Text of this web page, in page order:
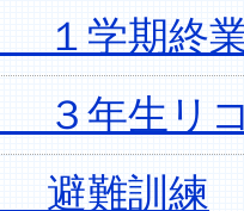
１学期終
３年生リ
避難訓練